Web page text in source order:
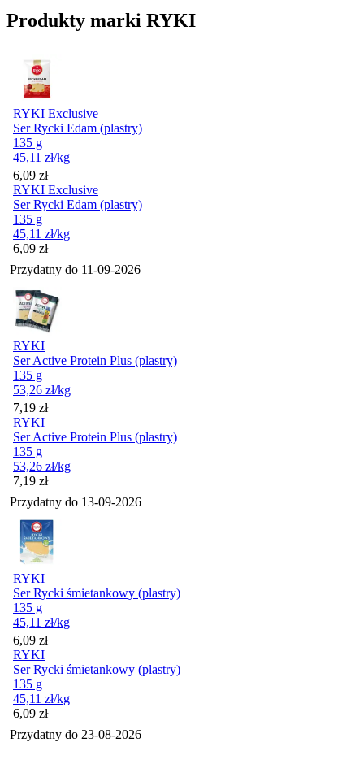
Produkty marki RYKI
RYKI Exclusive
Ser Rycki Edam (plastry)
135 g
45,11 zł/kg
Cena
6,09 zł
RYKI Exclusive
Ser Rycki Edam (plastry)
135 g
45,11 zł/kg
Cena
6,09 zł
Przydatny do 11-09-2026
RYKI
Ser Active Protein Plus (plastry)
135 g
53,26 zł/kg
Cena
7,19 zł
RYKI
Ser Active Protein Plus (plastry)
135 g
53,26 zł/kg
Cena
7,19 zł
Przydatny do 13-09-2026
RYKI
Ser Rycki śmietankowy (plastry)
135 g
45,11 zł/kg
Cena
6,09 zł
RYKI
Ser Rycki śmietankowy (plastry)
135 g
45,11 zł/kg
Cena
6,09 zł
Przydatny do 23-08-2026